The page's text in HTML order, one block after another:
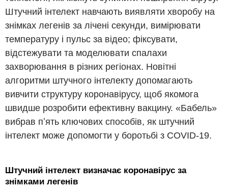
Штучний інтелект навчають виявляти хворобу на
знімках легенів за лічені секунди, вимірювати
температуру і пульс за відео; фіксувати,
відстежувати та моделювати спалахи
захворювання в різних регіонах. Новітні
алгоритми штучного інтелекту допомагають
вивчити структуру коронавірусу, щоб якомога
швидше розробити ефективну вакцину. «Бабель»
вибрав пʼять ключових способів, як штучний
інтелект може допомогти у боротьбі з COVID-19.
Штучний інтелект визначає коронавірус за
знімками легенів